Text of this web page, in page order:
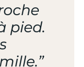
pied.